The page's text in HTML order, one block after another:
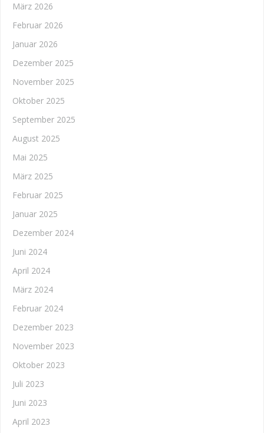
März 2026
Februar 2026
Januar 2026
Dezember 2025
November 2025
Oktober 2025
September 2025
August 2025
Mai 2025
März 2025
Februar 2025
Januar 2025
Dezember 2024
Juni 2024
April 2024
März 2024
Februar 2024
Dezember 2023
November 2023
Oktober 2023
Juli 2023
Juni 2023
April 2023